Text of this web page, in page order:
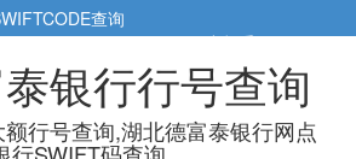
查询
5cm小帮手5cm.cn
银行行号查询
行号查询,湖北德富泰银行网点